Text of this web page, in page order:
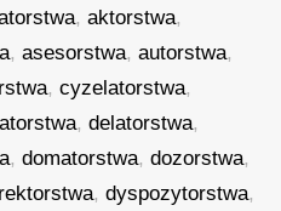
,aktorstwa,
,asesorstwa,autorstwa,
,cyzelatorstwa,
,delatorstwa,
,domatorstwa,dozorstwa,
,dyspozytorstwa,